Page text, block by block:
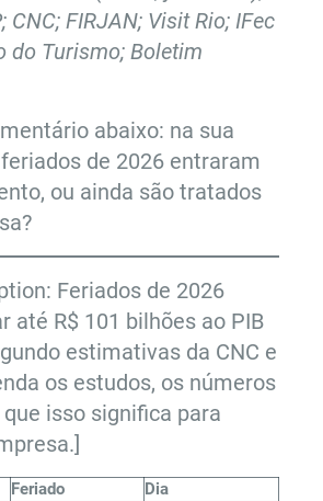
CNC; FIRJAN; Visit Rio; IFec
do Turismo; Boletim
abaixo: na sua
de 2026 entraram
ou ainda são tratados
Feriados de 2026
até R$ 101 bilhões ao PIB
estimativas da CNC e
os estudos, os números
isso significa para
Feriado
Dia